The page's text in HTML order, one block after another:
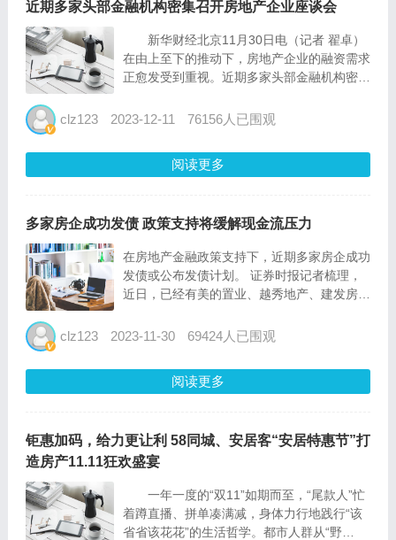
近期多家头部金融机构密集召开房地产企业座谈会
新华财经北京11月30日电（记者 翟卓）
在由上至下的推动下，房地产企业的融资需求
正愈发受到重视。近期多家头部金融机构密集
门政策精神，加强银企协同合作，共促房地产
管部门多...
clz123 2023-12-11 76156人已围观
阅读更多
多家房企成功发债 政策支持将缓解现金流压力
在房地产金融政策支持下，近期多家房企成功
发债或公布发债计划。 证券时报记者梳理，
近日，已经有美的置业、越秀地产、建发房地
(600708)也公布了最新融资计划。 值得注意
议，均提出要一...
clz123 2023-11-30 69424人已围观
阅读更多
钜惠加码，给力更让利 58同城、安居客“安居特惠节”打
造房产11.11狂欢盛宴
一年一度的“双11”如期而至，“尾款人”忙
着蹲直播、拼单凑满减，身体力行地践行“该
省省该花花”的生活哲学。都市人群从“野